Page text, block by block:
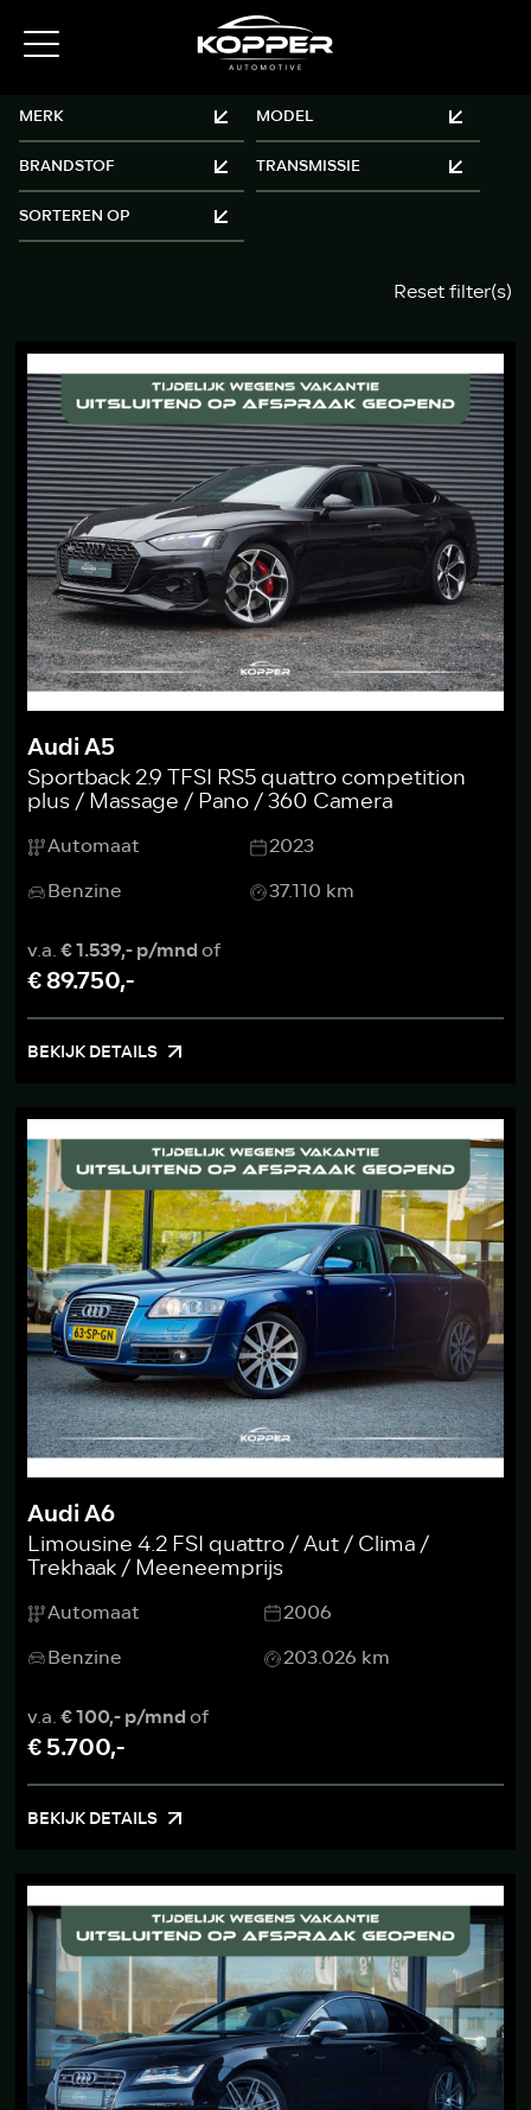
Reset filter(s)
Audi A5
Sportback 2.9 TFSI RS5 quattro competition
plus / Massage / Pano / 360 Camera
Automaat
2023
Benzine
37.110 km
v.a.€ 1.539,- p/mndof
€ 89.750,-
BEKIJK DETAILS
Audi A6
Limousine 4.2 FSI quattro / Aut / Clima /
Trekhaak / Meeneemprijs
Automaat
2006
Benzine
203.026 km
v.a.€ 100,- p/mndof
€ 5.700,-
BEKIJK DETAILS